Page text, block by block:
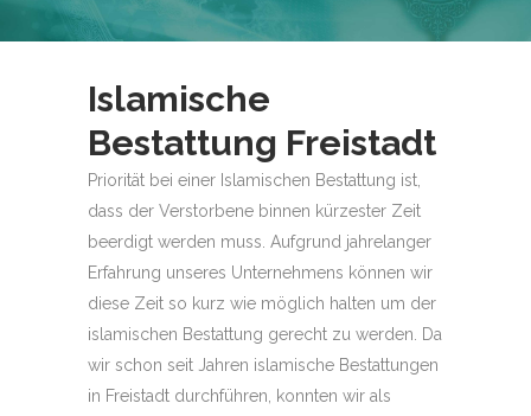
Islamische
Bestattung Freistadt
Priorität bei einer Islamischen Bestattung ist,
dass der Verstorbene binnen kürzester Zeit
beerdigt werden muss. Aufgrund jahrelanger
Erfahrung unseres Unternehmens können wir
diese Zeit so kurz wie möglich halten um der
islamischen Bestattung gerecht zu werden. Da
wir schon seit Jahren islamische Bestattungen
in Freistadt durchführen, konnten wir als